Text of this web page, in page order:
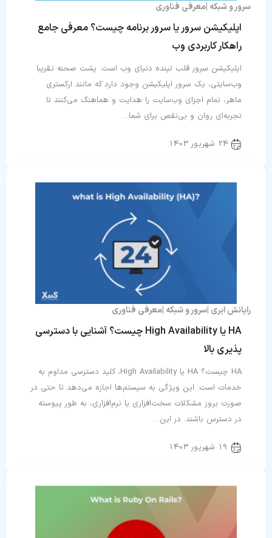
اپلیکیشن سرور یا سرور برنامه چیست؟ معرفی جامع
راهکار کاربردی وب
اپلیکیشن سرور قلب تپنده دنیای وب است. پشت صحنه تقریبا
وب‌سایتی، یک سرور اپلیکیشن وجود دارد که مانند ارکستری
ماهر، تمام اجزای وب‌سایت را هدایت و هماهنگ می‌کنند تا
تجربه‌ای روان و بی‌نقص برای شما…
سرور و شبکه معرفی فناوری
24 شهریور 1403
HA یا High Availability چیست؟ آشنایی با دسترسی
پذیری بالا
HA چیست؟ HA یا High Availability، کلید دسترسی مداوم به
خدمات است. این ویژگی به سیستم‌ها اجازه می‌دهد تا حتی در
صورت بروز مشکلات سخت‌افزاری یا نرم‌افزاری، به طور پیوسته
در دسترس باشند. در این…
رایانش ابری سرور و شبکه معرفی فناوری
19 شهریور 1403